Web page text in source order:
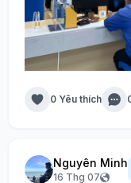
0 Yêu thích
Nguyên Minh
16 Thg 07